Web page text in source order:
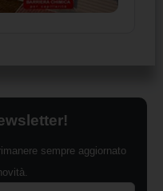
sempre aggiornato